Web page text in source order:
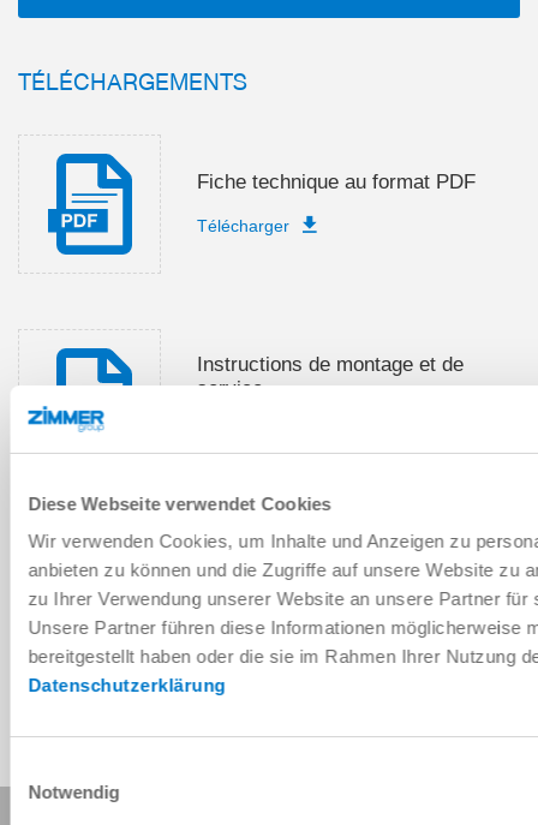
Diese Webseite verwendet Cookies
Wir verwenden Cookies, um Inhalte und Anzeigen zu
anbieten zu können und die Zugriffe auf unsere Website zu
zu Ihrer Verwendung unserer Website an unsere Partner
Unsere Partner führen diese Informationen möglicherweise
bereitgestellt haben oder die sie im Rahmen Ihrer Nutzung
Datenschutzerklärung
Notwendig
TÉLÉCHARGEMENTS
Fiche technique au format PDF
Télécharger
Instructions de montage et de
service
Télécharger les données de CAO
Télécharger